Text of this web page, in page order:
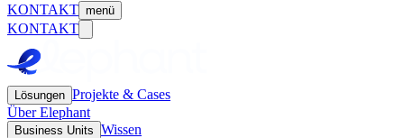
KONTAKT menü
KONTAKT
Lösungen Projekte & Cases
Über Elephant
Business Units Wissen